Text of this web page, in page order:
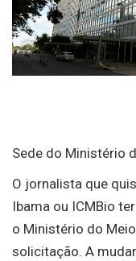
Sede do Ministério
O jornalista que
Ibama ou ICMBio
o Ministério do
solicitação. A